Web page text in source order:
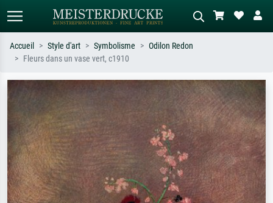
Recherchez par artiste, titre ou style –
impressionnisme, vague de Hokusai,
nu.
Décrivez la scène – ex. prairie verte,
abstrait avec beaucoup de rouge,
tableau sombre, nu debout près d'un
arbre.
Accueil Style d'art Symbolisme
Odilon Redon
Fleurs dans un vase vert, c1910